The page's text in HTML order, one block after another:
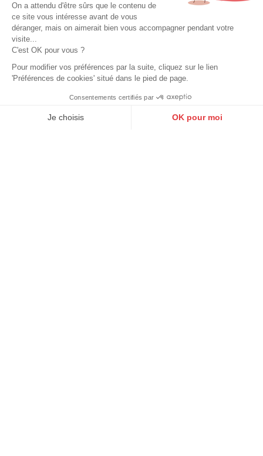
On a attendu d'être sûrs que le contenu de
ce site vous intéresse avant de vous
déranger, mais on aimerait bien vous accompagner pendant votre
visite...
C'est OK pour vous ?
Pour modifier vos préférences par la suite, cliquez sur le lien
'Préférences de cookies' situé dans le pied de page.
Consentements certifiés par
Je choisis OK pour moi
Les services
Paiement sécurisé
Livraison so colissimo
Echange et retour
Retourner un article
Gérer mes cookies